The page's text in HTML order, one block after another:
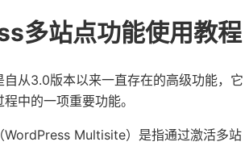
多站点功能使用教程
从3.0版本以来一直存在的高级功能，它
中的一项重要功能。
WordPress Multisite）是指通过激活多站